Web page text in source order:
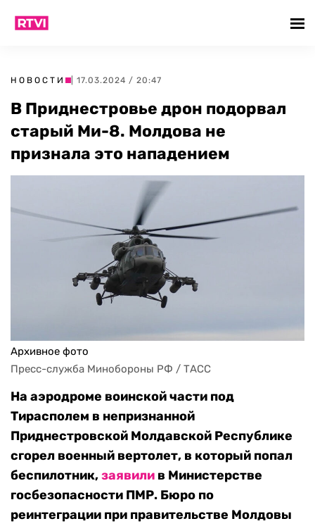
НОВОСТИ | 17.03.2024 / 20:47
В Приднестровье дрон подорвал
старый Ми-8. Молдова не
признала это нападением
Архивное фото
Пресс-служба Минобороны РФ / ТАСС
На аэродроме воинской части под
Тирасполем в непризнанной
Приднестровской Молдавской Республике
сгорел военный вертолет, в который попал
беспилотник,заявили в Министерстве
госбезопасности ПМР. Бюро по
реинтеграции при правительстве Молдовы